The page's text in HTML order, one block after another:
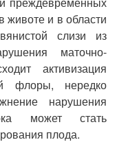
животе и в области
слизи из
маточно-
активизация
флоры, нередко
нарушения
может стать
плода.